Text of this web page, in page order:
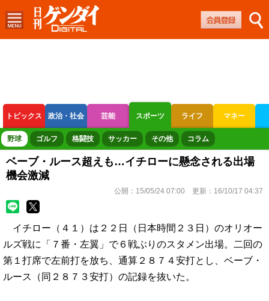
トピックス 政治・社会 芸能 スポーツ ライフ マネー
ボートレース 競輪 オートレース
野球 ゴルフ 格闘技 サッカー その他 コラム
ベーブ・ルース超えも…イチローに懸念される出場
機会激減
公開： 15/05/24 07:00 更新： 16/10/17 04:37
イチロー（４１）は２２日（日本時間２３日）のオリオー
ルズ戦に「７番・左翼」で６戦ぶりのスタメン出場。二回の
第１打席で左前打を放ち、通算２８７４安打とし、ベーブ・
ルース（同２８７３安打）の記録を抜いた。